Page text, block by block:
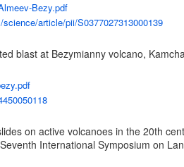
Bezy.pdf
article/pii/S0377027313000139
blast at Bezymianny volcano,
on active volcanoes in the 20th
International Symposium on